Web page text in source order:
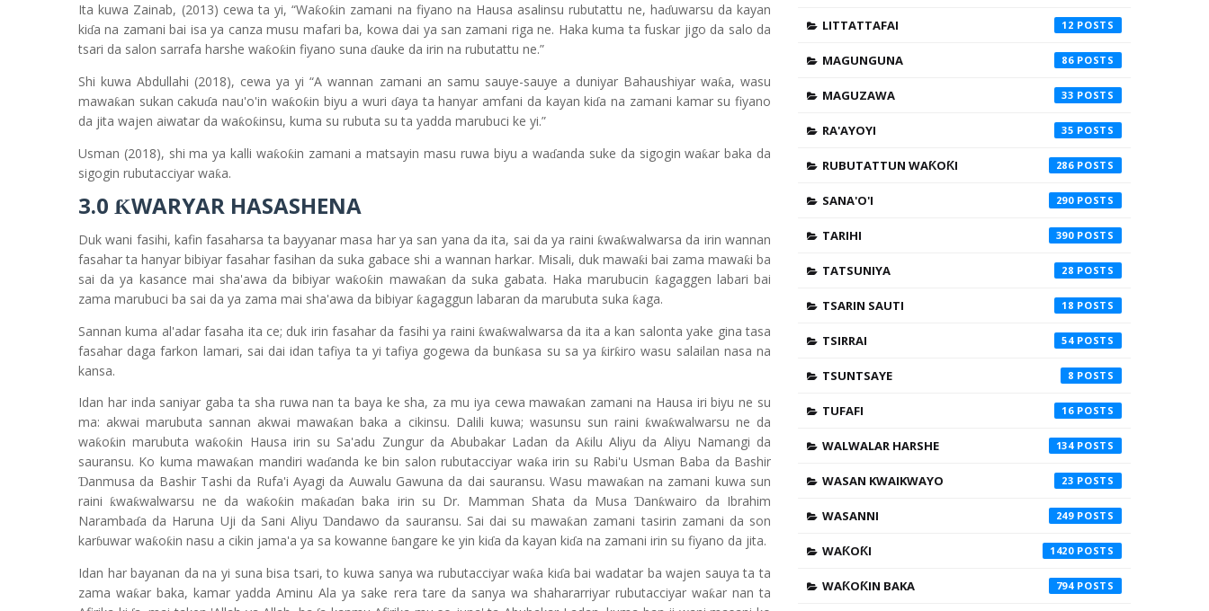
Ita kuwa Zainab, (2013) cewa ta yi, “Waƙoƙin zamani na fiyano na Hausa asalinsu rubutattu ne, haɗuwarsu da kayan
kiɗa na zamani bai isa ya canza musu mafari ba, kowa dai ya san zamani riga ne. Haka kuma ta fuskar jigo da salo da
tsari da salon sarrafa harshe waƙoƙin fiyano suna ɗauke da irin na rubutattu ne.”
Shi kuwa Abdullahi (2018), cewa ya yi “A wannan zamani an samu sauye-sauye a duniyar Bahaushiyar waƙa, wasu
mawaƙan sukan cakuɗa nau'o'in waƙoƙin biyu a wuri ɗaya ta hanyar amfani da kayan kiɗa na zamani kamar su fiyano
da jita wajen aiwatar da waƙoƙinsu, kuma su rubuta su ta yadda marubuci ke yi.”
Usman (2018), shi ma ya kalli waƙoƙin zamani a matsayin masu ruwa biyu a waɗanda suke da sigogin waƙar baka da
sigogin rubutacciyar waƙa.
3.0 ƘWARYAR HASASHENA
Duk wani fasihi, kafin fasaharsa ta bayyanar masa har ya san yana da ita, sai da ya raini ƙwaƙwalwarsa da irin wannan
fasahar ta hanyar bibiyar fasahar fasihan da suka gabace shi a wannan harkar. Misali, duk mawaƙi bai zama mawaƙi ba
sai da ya kasance mai sha'awa da bibiyar waƙoƙin mawaƙan da suka gabata. Haka marubucin ƙagaggen labari bai
zama marubuci ba sai da ya zama mai sha'awa da bibiyar ƙagaggun labaran da marubuta suka ƙaga.
Sannan kuma al'adar fasaha ita ce; duk irin fasahar da fasihi ya raini ƙwaƙwalwarsa da ita a kan salonta yake gina tasa
fasahar daga farkon lamari, sai dai idan tafiya ta yi tafiya gogewa da bunƙasa su sa yaƙirƙiro wasu salailan nasa na
kansa.
Idan har inda saniyar gaba ta sha ruwa nan ta baya ke sha, za mu iya cewa mawaƙan zamani na Hausa iri biyu ne su
ma: akwai marubuta sannan akwai mawaƙan baka a cikinsu. Dalili kuwa; wasunsu sun raini ƙwaƙwalwarsu ne da
waƙoƙin marubuta waƙoƙin Hausa irin su Sa'adu Zungur da Abubakar Ladan da Aƙilu Aliyu da Aliyu Namangi da
sauransu. Ko kuma mawaƙan mandiri waɗanda ke bin salon rubutacciyar waƙa irin su Rabi'u Usman Baba da Bashir
Ɗanmusa da Bashir Tashi da Rufa'i Ayagi da Auwalu Gawuna da dai sauransu. Wasu mawaƙan na zamani kuwa sun
rainiƙwaƙwalwarsu ne da waƙoƙin maƙaɗan baka irin su Dr. Mamman Shata da MusaƊanƙwairo da Ibrahim
Narambaɗa da Haruna Uji da Sani AliyuƊandawo da sauransu. Sai dai su mawaƙan zamani tasirin zamani da son
karɓuwar waƙoƙin nasu a cikin jama'a ya sa kowanne ɓangare ke yin kiɗa da kayan kiɗa na zamani irin su fiyano da jita.
Idan har bayanan da na yi suna bisa tsari, to kuwa sanya wa rubutacciyar waƙa kiɗa bai wadatar ba wajen sauya ta ta
zama waƙar baka, kamar yadda Aminu Ala ya sake rera tare da sanya wa shahararriyar rubutacciyar waƙar nan ta
LITTATTAFAI 12
MAGUNGUNA 86
MAGUZAWA 33
RA'AYOYI 35
RUBUTATTUN WAƘOƘI 286
SANA'O'I 290
TARIHI 390
TATSUNIYA 28
TSARIN SAUTI 18
TSIRRAI 54
TSUNTSAYE 8
TUFAFI 16
WALWALAR HARSHE 134
WASAN KWAIKWAYO 23
WASANNI 249
WAƘOƘI 1420
WAƘOƘIN BAKA 794